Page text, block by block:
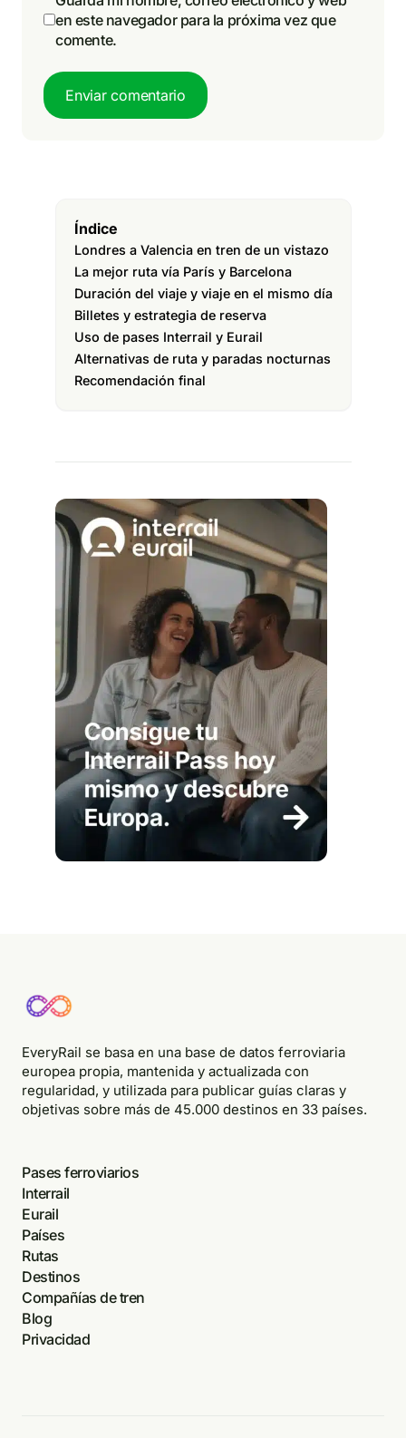
en este navegador para la próxima vez que
comente.
Enviar comentario
Índice
Londres a Valencia en tren de un vistazo
La mejor ruta vía París y Barcelona
Duración del viaje y viaje en el mismo día
Billetes y estrategia de reserva
Uso de pases Interrail y Eurail
Alternativas de ruta y paradas nocturnas
Recomendación final
EveryRail se basa en una base de datos ferroviaria
europea propia, mantenida y actualizada con
regularidad, y utilizada para publicar guías claras y
objetivas sobre más de 45.000 destinos en 33 países.
Pases ferroviarios
Interrail
Eurail
Países
Rutas
Destinos
Compañías de tren
Blog
Privacidad